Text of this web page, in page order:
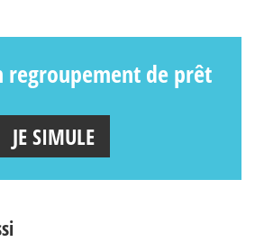
regroupement de prêt
JE SIMULE